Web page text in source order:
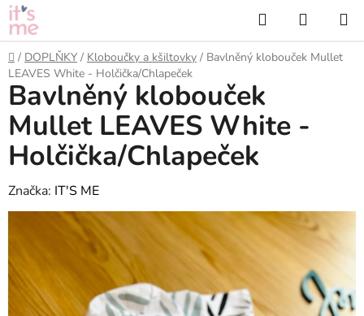
Přejít
na
obsah
Hledat
KOŠÍK
Domů
/ DOPLŇKY / Kloboučky a kšiltovky / Bavlněný klobouček Mullet
LEAVES White - Holčička/Chlapeček
Bavlněný klobouček
Mullet LEAVES White -
Holčička/Chlapeček
Značka: IT'S ME